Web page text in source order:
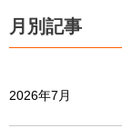
月別記事
2026年7月